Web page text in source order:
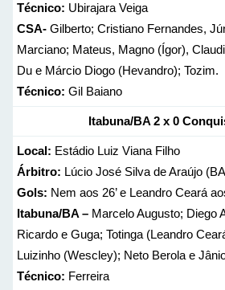
Técnico: Ubirajara Veiga
CSA- Gilberto; Cristiano Fernandes,
Marciano; Mateus, Magno (Ígor),
Du e Márcio Diogo (Hevandro); Tozim.
Técnico: Gil Baiano
Itabuna/BA 2 x 0
Local: Estádio Luiz Viana Filho
Árbitro: Lúcio José Silva de Araújo
Gols: Nem aos 26’ e Leandro Ceará
Itabuna/BA – Marcelo Augusto; Diego
Ricardo e Guga; Totinga (Leandro
Luizinho (Wescley); Neto Berola e
Técnico: Ferreira